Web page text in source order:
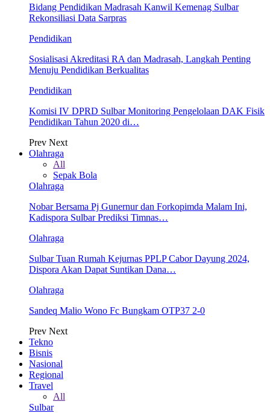
Bidang Pendidikan Madrasah Kanwil Kemenag Sulbar
Rekonsiliasi Data Sarpras
Pendidikan
Sosialisasi Akreditasi RA dan Madrasah, Langkah Penting
Menuju Pendidikan Berkualitas
Pendidikan
Komisi IV DPRD Sulbar Monitoring Pengelolaan DAK Fisik
Pendidikan Tahun 2020 di…
Prev Next
Olahraga
All
Sepak Bola
Olahraga
Nobar Bersama Pj Gunernur dan Forkopimda Malam Ini,
Kadispora Sulbar Prediksi Timnas…
Olahraga
Sulbar Tuan Rumah Kejurnas PPLP Cabor Dayung 2024,
Dispora Akan Dapat Suntikan Dana…
Olahraga
Sandeq Malio Wono Fc Bungkam OTP37 2-0
Prev Next
Tekno
Bisnis
Nasional
Regional
Travel
All
Sulbar